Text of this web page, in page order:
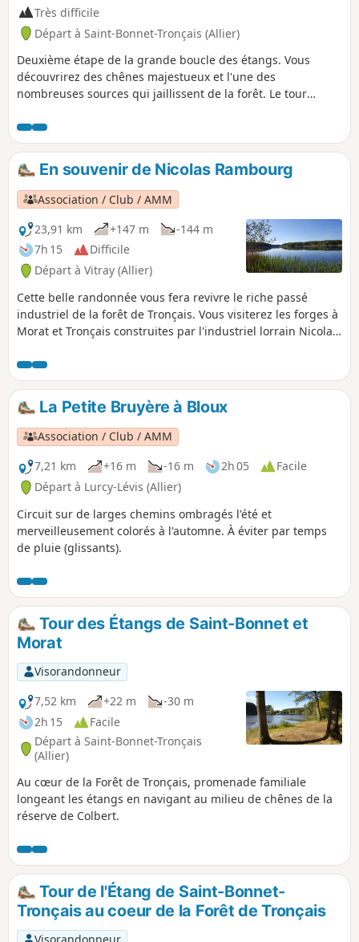
Très difficile
Départ à Saint-Bonnet-Tronçais (Allier)
Deuxième étape de la grande boucle des étangs. Vous
découvrirez des chênes majestueux et l'une des
nombreuses sources qui jaillissent de la forêt. Le tour
comblera par sa faune et sa flore. De longs chemins au
cœur de la forêt et la partie Ouest de l'étang de Pirot
clôturera cette randonnée.
En souvenir de Nicolas Rambourg
Association / Club / AMM
23,91 km
+147 m
-144 m
7h 15
Difficile
Départ à Vitray (Allier)
Cette belle randonnée vous fera revivre le riche passé
industriel de la forêt de Tronçais. Vous visiterez les forges à
Morat et Tronçais construites par l'industriel lorrain Nicolas
Saloup), qu'il créât pour les faire fonctionner. Un clin d’œil
industriel au cœur de la plus belle chênaie de France.
La Petite Bruyère à Bloux
Association / Club / AMM
7,21 km
+16 m -16 m 2h 05
Facile
Départ à Lurcy-Lévis (Allier)
Circuit sur de larges chemins ombragés l'été et
merveilleusement colorés à l'automne. À éviter par temps
de pluie (glissants).
Tour des Étangs de Saint-Bonnet et
Morat
Visorandonneur
7,52 km
+22 m
-30 m
2h 15
Facile
Départ à Saint-Bonnet-Tronçais
(Allier)
Au cœur de la Forêt de Tronçais, promenade familiale
longeant les étangs en navigant au milieu de chênes de la
réserve de Colbert.
Tour de l'Étang de Saint-Bonnet-
Tronçais au coeur de la Forêt de Tronçais